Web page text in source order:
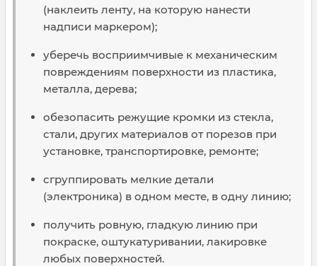
(наклеить ленту, на которую нанести
надписи маркером);
уберечь восприимчивые к механическим
повреждениям поверхности из пластика,
металла, дерева;
обезопасить режущие кромки из стекла,
стали, других материалов от порезов при
установке, транспортировке, ремонте;
сгруппировать мелкие детали
(электроника) в одном месте, в одну линию;
получить ровную, гладкую линию при
покраске, оштукатуривании, лакировке
любых поверхностей.